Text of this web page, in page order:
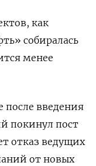
как
собиралась
менее
после введения
покинул пост
отказ ведущих
от новых